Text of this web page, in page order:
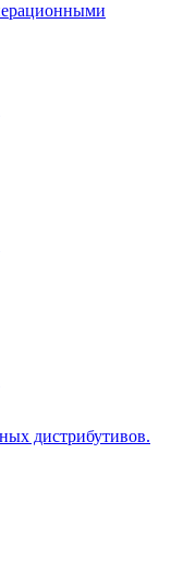
дистрибутивов.